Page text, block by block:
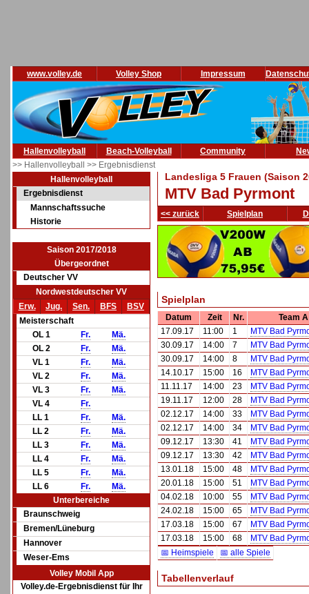
www.volley.de Volley Shop Impressum
Hallenvolleyball Beach-Volleyball Community
>> Hallenvolleyball >> Ergebnisdienst
Hallenvolleyball
Ergebnisdienst
Mannschaftssuche
Historie
Saison 2017/2018
Übergeordnet
Deutscher VV
Nordwestdeutscher VV
Erw.
Jug. Sen. BFS
BSV
Meisterschaft
OL 1
Fr.
Mä.
OL 2
Fr.
Mä.
VL 1
Fr.
Mä.
VL 2
Fr.
Mä.
VL 3
Fr.
Mä.
VL 4
Fr.
LL 1
Fr.
Mä.
LL 2
Fr.
Mä.
LL 3
Fr.
Mä.
LL 4
Fr.
Mä.
LL 5
Fr.
Mä.
LL 6
Fr.
Mä.
Unterbereiche
Braunschweig
Bremen/Lüneburg
Hannover
Weser-Ems
Volley Mobil App
Volley.de-Ergebnisdienst für Ihr
Landesliga 5 Frauen (Saison
MTV Bad Pyrmont
<< zurück Spielplan
Spielplan
Datum Zeit Nr.
Team A
17.09.17
11:00 1
MTV Bad
30.09.17
14:00 7
MTV Bad
30.09.17
14:00 8
MTV Bad
14.10.17
15:00 16
MTV Bad
11.11.17
14:00 23
MTV Bad
19.11.17
12:00 28
MTV Bad
02.12.17
14:00 33
MTV Bad
02.12.17
14:00 34
MTV Bad
09.12.17
13:30 41
MTV Bad
09.12.17
13:30 42
MTV Bad
13.01.18
15:00 48
MTV Bad
20.01.18
15:00 51
MTV Bad
04.02.18
10:00 55
MTV Bad
24.02.18
15:00 65
MTV Bad
17.03.18
15:00 67
MTV Bad
17.03.18
15:00 68
MTV Bad
📅 Heimspiele
📅 alle Spiele
Tabellenverlauf